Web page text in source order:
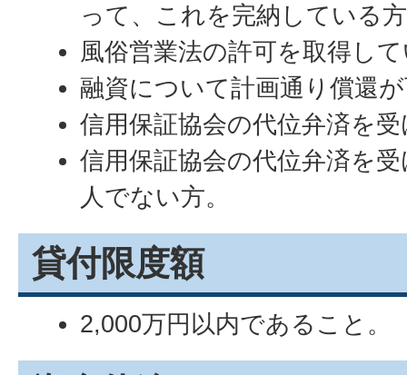
って、これを完納している
風俗営業法の許可を取得し
融資について計画通り償還
信用保証協会の代位弁済を
信用保証協会の代位弁済を
人でない方。
貸付限度額
2,000万円以内であること。